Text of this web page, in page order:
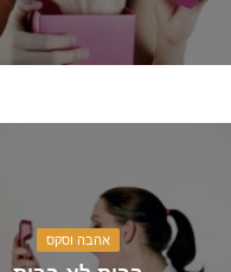
אהבה וסקס